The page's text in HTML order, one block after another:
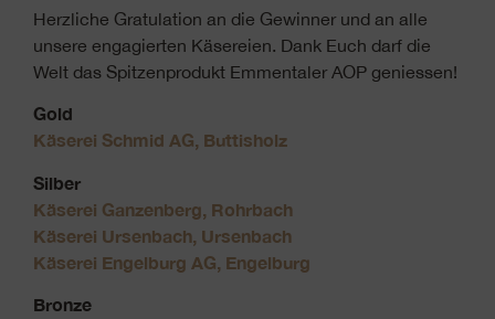
Herzliche Gratulation an die Gewinner und an alle
unsere engagierten Käsereien. Dank Euch darf die
Welt das Spitzenprodukt Emmentaler AOP geniessen!
Gold
Käserei Schmid AG, Buttisholz
Silber
Käserei Ganzenberg, Rohrbach
Käserei Ursenbach, Ursenbach
Käserei Engelburg AG, Engelburg
Bronze